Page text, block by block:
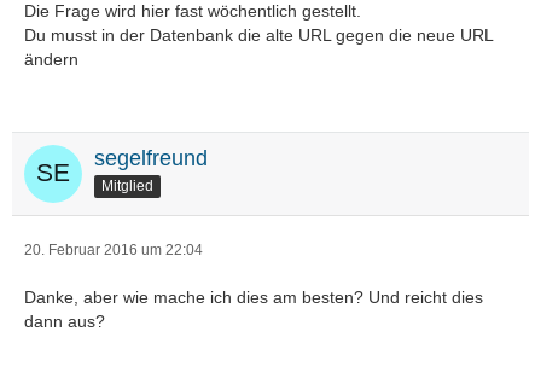
Die Frage wird hier fast wöchentlich gestellt.
Du musst in der Datenbank die alte URL gegen die neue URL
ändern
segelfreund
Mitglied
20. Februar 2016 um 22:04
Danke, aber wie mache ich dies am besten? Und reicht dies
dann aus?